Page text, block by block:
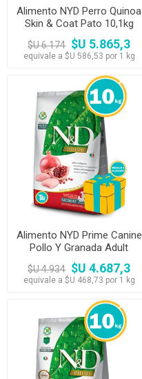
Alimento NYD Perro Quinoa
Skin & Coat Pato 10,1kg
$U 6.174 $U 5.865,3
equivale a $U 586,53 por 1 kg
Alimento NYD Prime Canine
Pollo Y Granada Adult
Medium 10 kg
$U 4.934 $U 4.687,3
equivale a $U 468,73 por 1 kg